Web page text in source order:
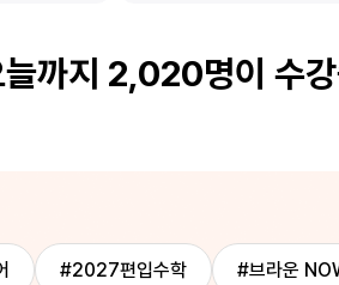
이 될 수 밖
에정답을 보
현쌤 수업은
증말루 ..
까지 2,020명이 수
#2027편입수학 #브라운